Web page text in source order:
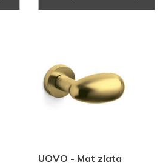
UOVO - Mat zlata